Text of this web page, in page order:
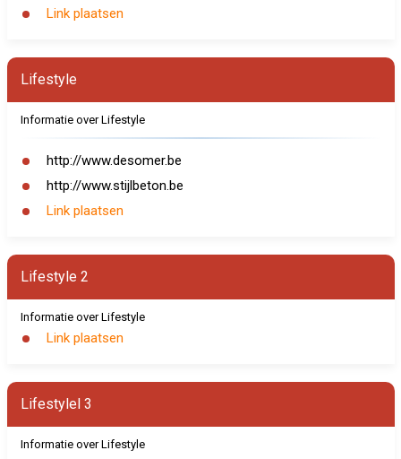
Link plaatsen
Lifestyle
Informatie over Lifestyle
http://www.desomer.be
http://www.stijlbeton.be
Link plaatsen
Lifestyle 2
Informatie over Lifestyle
Link plaatsen
Lifestylel 3
Informatie over Lifestyle